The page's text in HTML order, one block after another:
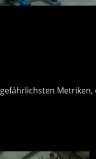
gefährlichsten Metriken,